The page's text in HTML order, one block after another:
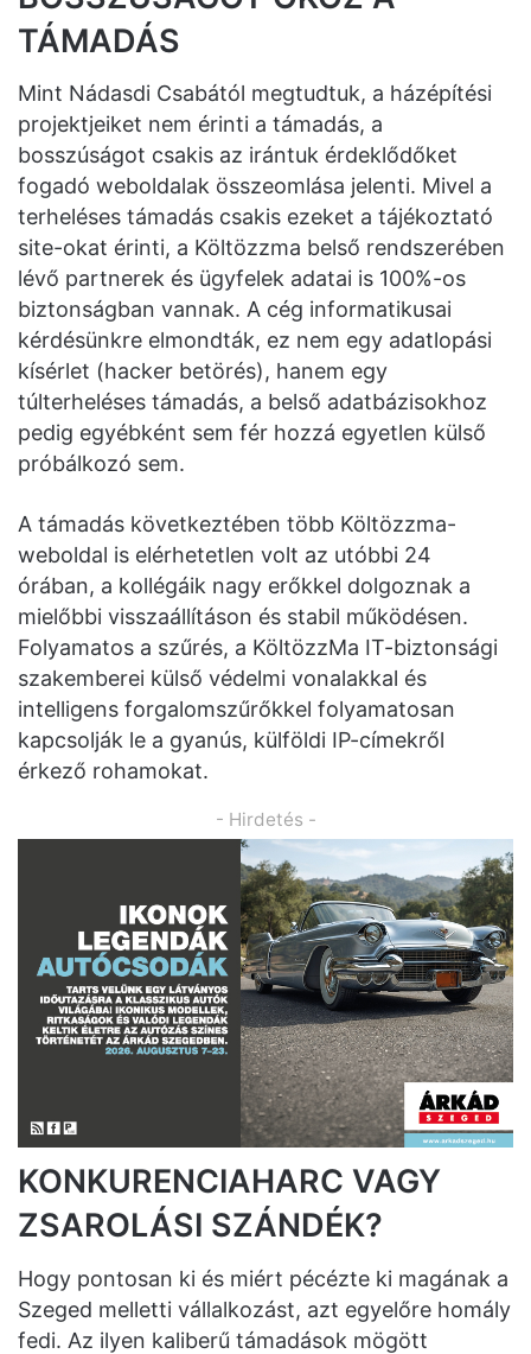
TÁMADÁS
Mint Nádasdi Csabától megtudtuk, a házépítési
projektjeiket nem érinti a támadás, a
bosszúságot csakis az irántuk érdeklődőket
fogadó weboldalak összeomlása jelenti. Mivel a
terheléses támadás csakis ezeket a tájékoztató
site-okat érinti, a Költözzma belső rendszerében
lévő partnerek és ügyfelek adatai is 100%-os
biztonságban vannak. A cég informatikusai
kérdésünkre elmondták, ez nem egy adatlopási
kísérlet (hacker betörés), hanem egy
túlterheléses támadás, a belső adatbázisokhoz
pedig egyébként sem fér hozzá egyetlen külső
próbálkozó sem.
A támadás következtében több Költözzma-
weboldal is elérhetetlen volt az utóbbi 24
órában, a kollégáik nagy erőkkel dolgoznak a
mielőbbi visszaállításon és stabil működésen.
Folyamatos a szűrés, a KöltözzMa IT-biztonsági
szakemberei külső védelmi vonalakkal és
intelligens forgalomszűrőkkel folyamatosan
kapcsolják le a gyanús, külföldi IP-címekről
érkező rohamokat.
- Hirdetés -
KONKURENCIAHARC VAGY
ZSAROLÁSI SZÁNDÉK?
Hogy pontosan ki és miért pécézte ki magának a
Szeged melletti vállalkozást, azt egyelőre homály
fedi. Az ilyen kaliberű támadások mögött